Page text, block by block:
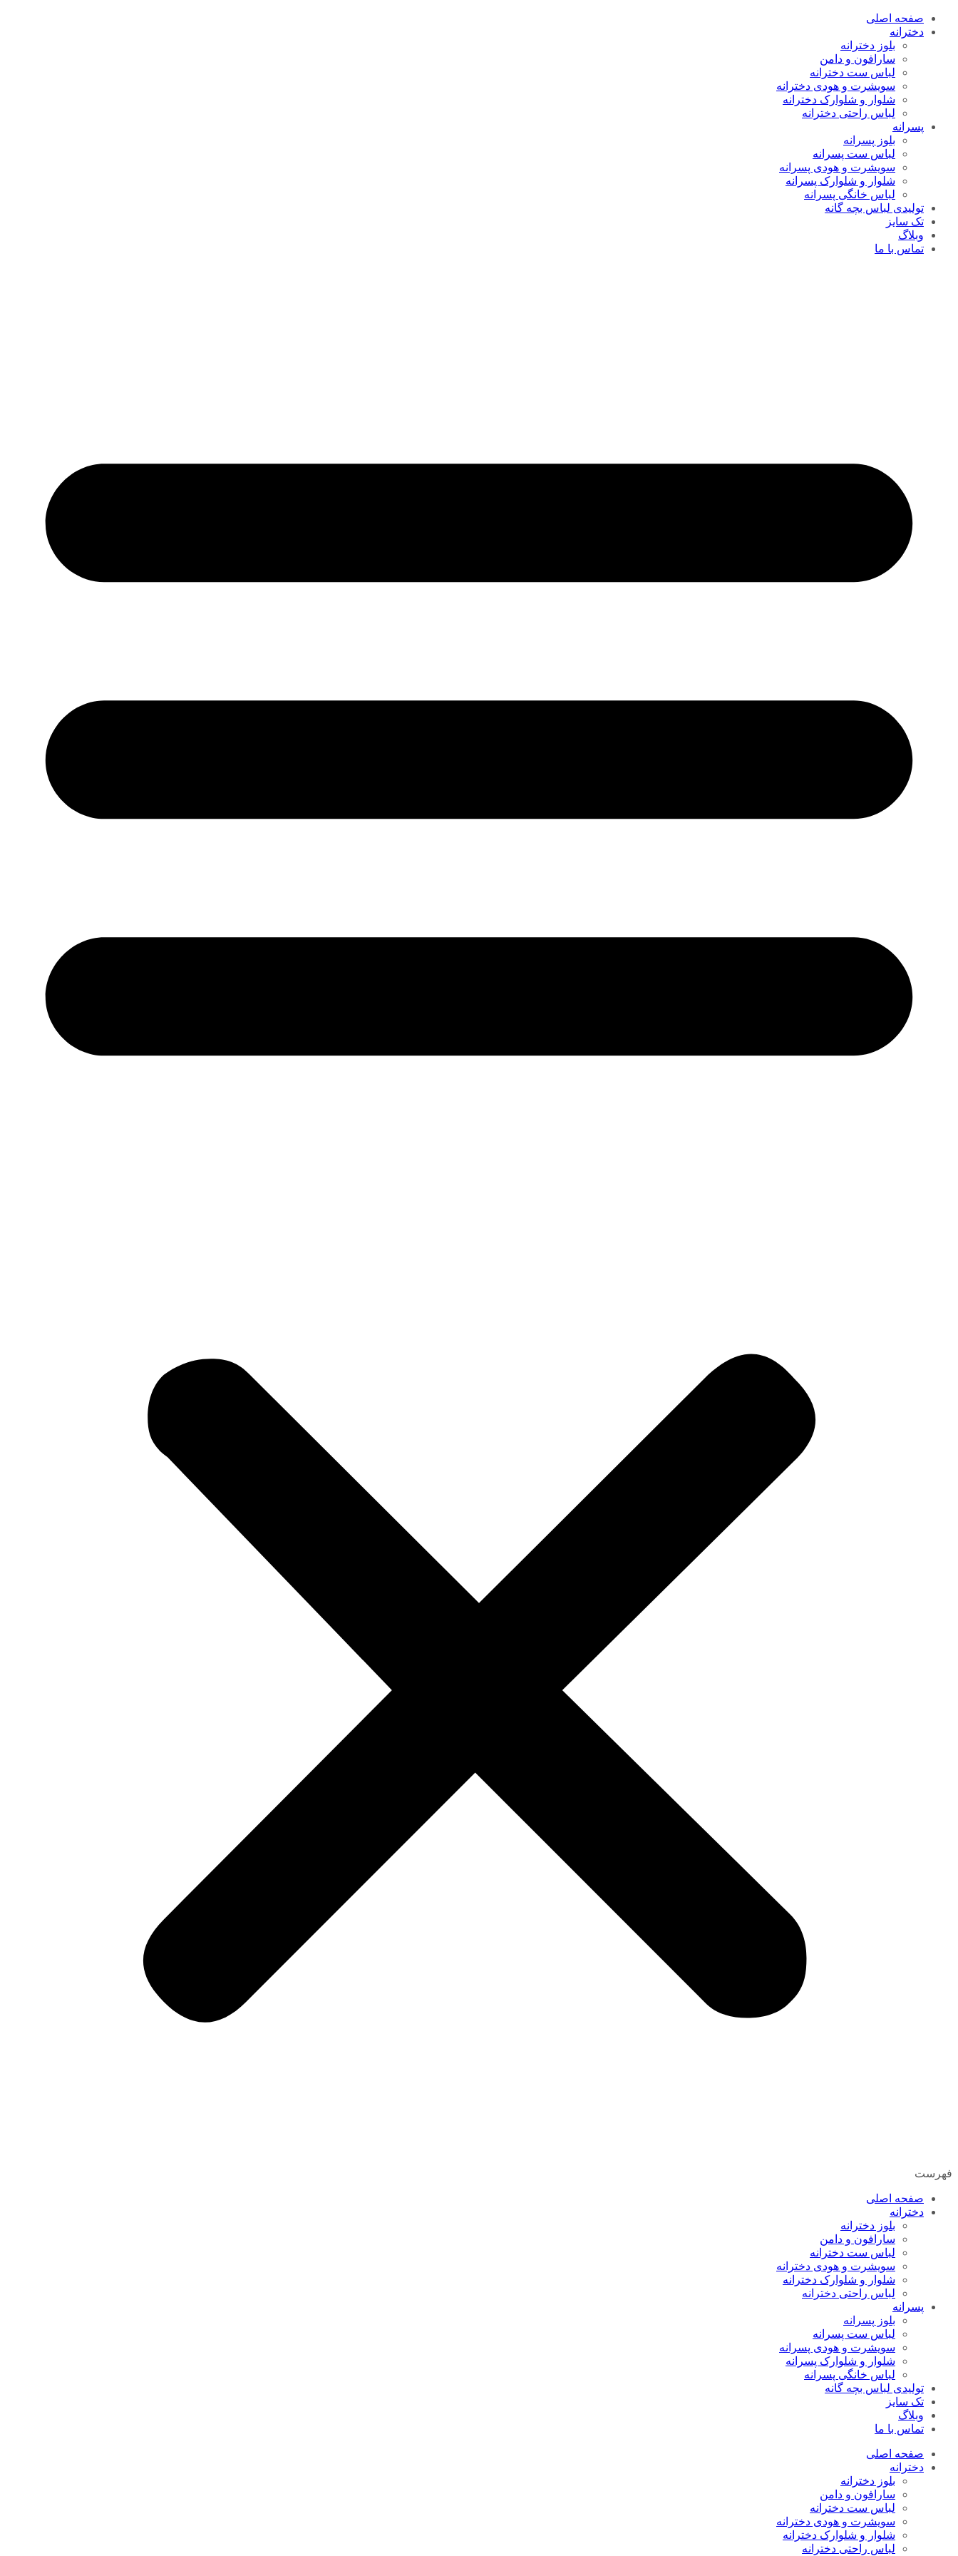
صفحه اصلی
دخترانه
بلوز دخترانه
سارافون و دامن
لباس ست دخترانه
سویشرت و هودی دخترانه
شلوار و شلوارک دخترانه
لباس راحتی دخترانه
پسرانه
بلوز پسرانه
لباس ست پسرانه
سویشرت و هودی پسرانه
شلوار و شلوارک پسرانه
لباس خانگی پسرانه
تولیدی لباس بچه گانه
تک سایز
وبلاگ
تماس با ما
فهرست
صفحه اصلی
دخترانه
بلوز دخترانه
سارافون و دامن
لباس ست دخترانه
سویشرت و هودی دخترانه
شلوار و شلوارک دخترانه
لباس راحتی دخترانه
پسرانه
بلوز پسرانه
لباس ست پسرانه
سویشرت و هودی پسرانه
شلوار و شلوارک پسرانه
لباس خانگی پسرانه
تولیدی لباس بچه گانه
تک سایز
وبلاگ
تماس با ما
صفحه اصلی
دخترانه
بلوز دخترانه
سارافون و دامن
لباس ست دخترانه
سویشرت و هودی دخترانه
شلوار و شلوارک دخترانه
لباس راحتی دخترانه